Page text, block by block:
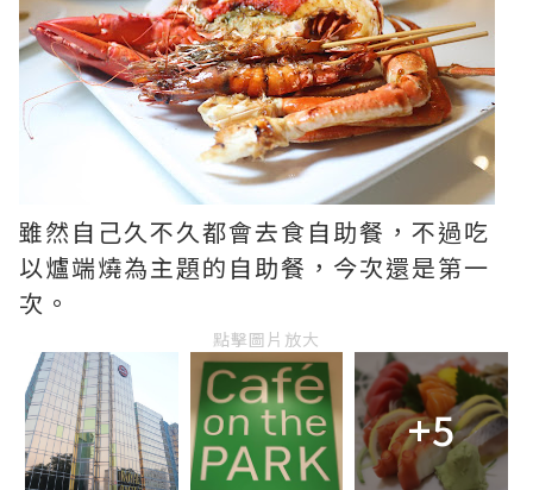
雖然自己久不久都會去食自助餐，不過吃
以爐端燒為主題的自助餐，今次還是第一
次。
點擊圖片放大
+5